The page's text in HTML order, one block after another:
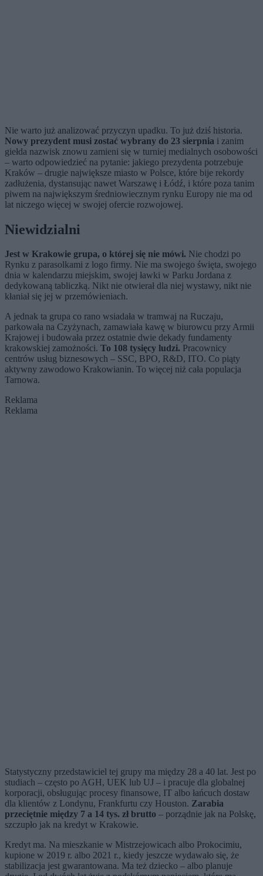
Nie warto już analizować przyczyn upadku. To już dziś historia.
Nowy prezydent musi zostać wybrany do 23 sierpnia i zanim
giełda nazwisk znowu zamieni się w turniej medialnych osobowości
– warto odpowiedzieć na pytanie: jakiego prezydenta potrzebuje
Kraków – drugie największe miasto w Polsce, które bije rekordy
zadłużenia, dystansując nawet Warszawę i Łódź, i które poza tanim
piwem na największym średniowiecznym rynku Europy nie ma od
lat niczego więcej w swojej ofercie rozwojowej.
Niewidzialni
Jest w Krakowie grupa, o której się nie mówi. Nie chodzi po
Rynku z parasolkami z logo firmy. Nie ma swojego święta, swojego
dnia w kalendarzu miejskim, swojej ławki w Parku Jordana z
dedykowaną tabliczką. Nikt nie otwierał dla niej wystawy, nikt nie
kłaniał się jej w przemówieniach.
A jednak ta grupa co rano wsiadała w tramwaj na Ruczaju,
parkowała na Czyżynach, zamawiała kawę w biurowcu przy Armii
Krajowej i budowała przez ostatnie dwie dekady fundamenty
krakowskiej zamożności. To 108 tysięcy ludzi. Pracownicy
centrów usług biznesowych – SSC, BPO, R&D, ITO. Co piąty
aktywny zawodowo Krakowianin. To więcej niż cała populacja
Tarnowa.
Reklama
Reklama
Statystyczny przedstawiciel tej grupy ma między 28 a 40 lat. Jest po
studiach – często po AGH, UEK lub UJ – i pracuje dla globalnej
korporacji, obsługując procesy finansowe, IT albo łańcuch dostaw
dla klientów z Londynu, Frankfurtu czy Houston. Zarabia
przeciętnie między 7 a 14 tys. zł brutto – porządnie jak na Polskę,
szczupło jak na kredyt w Krakowie.
Kredyt ma. Na mieszkanie w Mistrzejowicach albo Prokocimiu,
kupione w 2019 r. albo 2021 r., kiedy jeszcze wydawało się, że
stabilizacja jest gwarantowana. Ma też dziecko – albo planuje